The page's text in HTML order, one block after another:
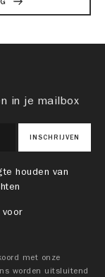
in je mailbox
INSCHRIJVEN
houden van
met onze
worden uitsluitend